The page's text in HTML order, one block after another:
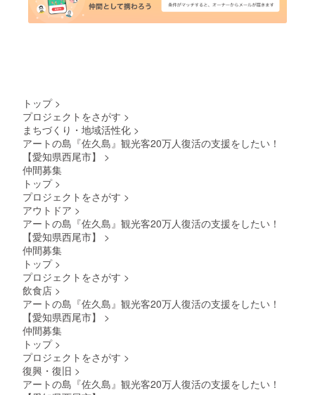
トップ >
プロジェクトをさがす >
まちづくり・地域活性化 >
アートの島『佐久島』観光客20万人復活の支援をしたい！
【愛知県西尾市】
>
仲間募集
トップ >
プロジェクトをさがす >
アウトドア >
アートの島『佐久島』観光客20万人復活の支援をしたい！
【愛知県西尾市】
>
仲間募集
トップ >
プロジェクトをさがす >
飲食店 >
アートの島『佐久島』観光客20万人復活の支援をしたい！
【愛知県西尾市】
>
仲間募集
トップ >
プロジェクトをさがす >
復興・復旧 >
アートの島『佐久島』観光客20万人復活の支援をしたい！